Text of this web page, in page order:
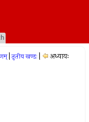
तृतीय खण्डः
अध्यायः